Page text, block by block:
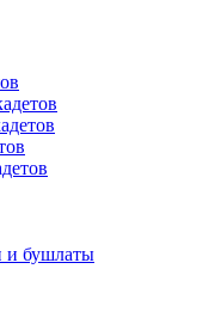
и бушлаты